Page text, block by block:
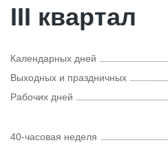
III квартал
Календарных дней
Выходных и праздничных
Рабочих дней
40-часовая неделя